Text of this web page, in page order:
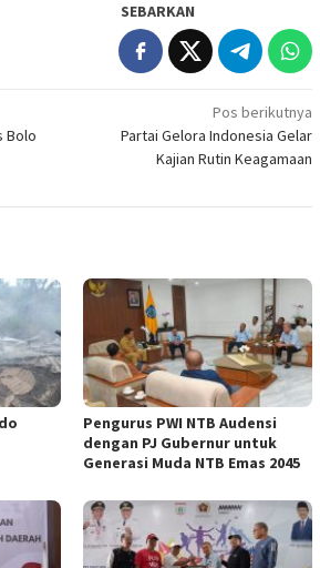
SEBARKAN
Bolo
Pos berikutnya
Partai Gelora Indonesia Gelar
Kajian Rutin Keagamaan
Pengurus PWI NTB Audensi
dengan PJ Gubernur untuk
Generasi Muda NTB Emas 2045